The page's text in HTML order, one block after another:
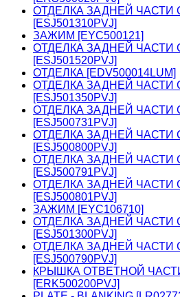
ОТДЕЛКА ЗАДНЕЙ ЧАСТИ
[ESJ501310PVJ]
ЗАЖИМ [EYC500121]
ОТДЕЛКА ЗАДНЕЙ ЧАСТИ
[ESJ501520PVJ]
ОТДЕЛКА [EDV500014LUM]
ОТДЕЛКА ЗАДНЕЙ ЧАСТИ
[ESJ501350PVJ]
ОТДЕЛКА ЗАДНЕЙ ЧАСТИ
[ESJ500731PVJ]
ОТДЕЛКА ЗАДНЕЙ ЧАСТИ
[ESJ500800PVJ]
ОТДЕЛКА ЗАДНЕЙ ЧАСТИ
[ESJ500791PVJ]
ОТДЕЛКА ЗАДНЕЙ ЧАСТИ
[ESJ500801PVJ]
ЗАЖИМ [EYC106710]
ОТДЕЛКА ЗАДНЕЙ ЧАСТИ
[ESJ501300PVJ]
ОТДЕЛКА ЗАДНЕЙ ЧАСТИ
[ESJ500790PVJ]
КРЫШКА ОТВЕТНОЙ
[ERK500200PVJ]